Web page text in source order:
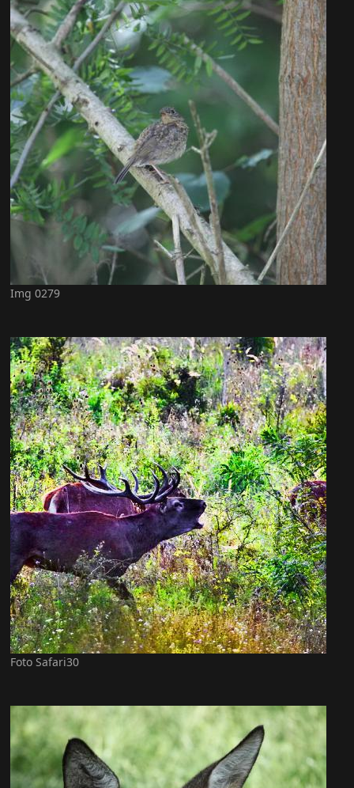
Img 0279
Foto Safari30